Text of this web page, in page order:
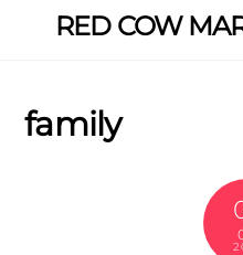
RED COW
family